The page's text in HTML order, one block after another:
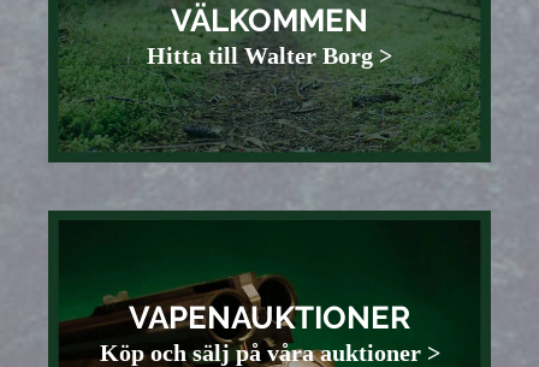
VÄLKOMMEN
Hitta till Walter Borg >
VAPENAUKTIONER
Köp och sälj på våra auktioner >